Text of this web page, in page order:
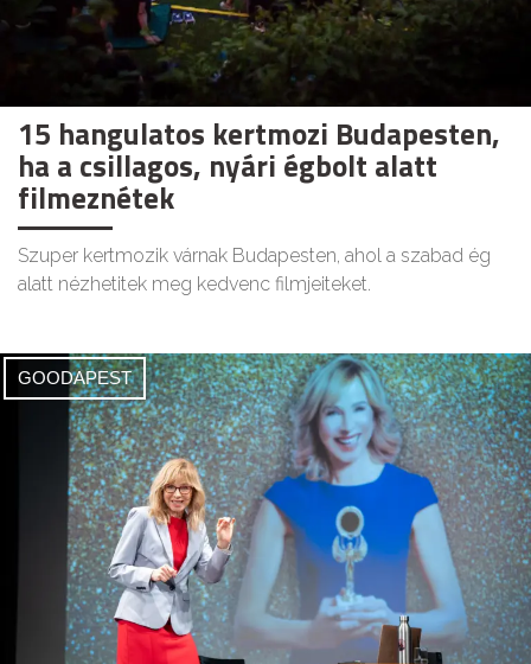
15 hangulatos kertmozi Budapesten,
ha a csillagos, nyári égbolt alatt
filmeznétek
Szuper kertmozik várnak Budapesten, ahol a szabad ég
alatt nézhetitek meg kedvenc filmjeiteket.
GOODAPEST